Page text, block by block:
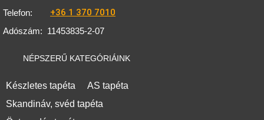
Telefon: +36 1 370 7010
Adószám: 11453835-2-07
NÉPSZERŰ KATEGÓRIÁINK
Készletes tapéta
AS tapéta
Skandináv, svéd tapéta